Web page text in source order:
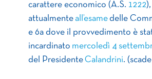
carattere economico (A.S. 1222),
attualmenteall’esamedelle
e 6a dove il provvedimento è
incardinato mercoledì 4
del PresidenteCalandrini.